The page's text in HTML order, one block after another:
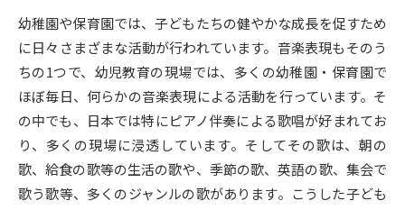
大学研究 大学検索
大学で学べる内容や特徴を調べる
新増設大学・学部・学科特集
国際・グローバルに強い大学特
集
幼稚園や保育園では、子どもたちの健やかな成長を促すため
に日々さまざまな活動が行われています。音楽表現もそのう
ちの1つで、幼児教育の現場では、多くの幼稚園・保育園で
ほぼ毎日、何らかの音楽表現による活動を行っています。そ
の中でも、日本では特にピアノ伴奏による歌唱が好まれてお
り、多くの現場に浸透しています。そしてその歌は、朝の
歌、給食の歌等の生活の歌や、季節の歌、英語の歌、集会で
歌う歌等、多くのジャンルの歌があります。こうした子ども